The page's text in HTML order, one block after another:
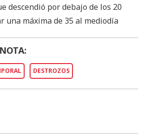
descendió por debajo de los 20
una máxima de 35 al mediodía
DESTROZOS